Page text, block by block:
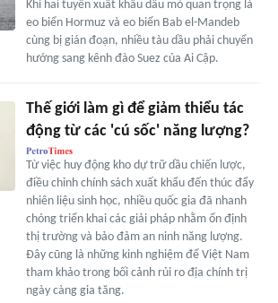
Khi hai tuyến xuất khẩu dầu mỏ quan trọng là
eo biển Hormuz và eo biển Bab el-Mandeb
cùng bị gián đoạn, nhiều tàu dầu phải chuyển
hướng sang kênh đào Suez của Ai Cập.
Thế giới làm gì để giảm thiểu tác
động từ các 'cú sốc' năng lượng?
Từ việc huy động kho dự trữ dầu chiến lược,
điều chỉnh chính sách xuất khẩu đến thúc đẩy
nhiên liệu sinh học, nhiều quốc gia đã nhanh
chóng triển khai các giải pháp nhằm ổn định
thị trường và bảo đảm an ninh năng lượng.
Đây cũng là những kinh nghiệm để Việt Nam
tham khảo trong bối cảnh rủi ro địa chính trị
ngày càng gia tăng.